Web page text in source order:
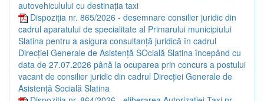
autovehiculului cu destinația taxi
Dispoziția nr. 865/2026 - desemnare consilier juridic din
cadrul aparatului de specialitate al Primarului municipiului
Slatina pentru a asigura consultanță juridică în cadrul
Direcției Generale de Asistență SOcială Slatina începând cu
data de 27.07.2026 până la ocuparea prin concurs a postului
vacant de consilier juridic din cadrul Direcției Generale de
Asistență Socială Slatina